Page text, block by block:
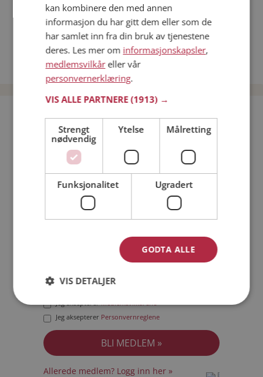
Flere singlekvinner fra Sogndal: Yana ,Lisbeth,Agathe Zoè
Menn fra Sogndal
Date kvinner i Norge
Date menn i Norge
Bli medlem gratis!
Jeg er en: Mann Kvinne
Min alder:
Jeg akseptererMedlemsvilkårene
Jeg aksepterer Personvernreglene
Allerede medlem? Logg inn her »
kan kombinere den med annen
informasjon du har gitt dem eller som de
har samlet inn fra din bruk av tjenestene
deres. Les mer om informasjonskapsler,
medlemsvilkåreller vår
personvernerklæring.
VIS ALLE PARTNERE(1913) →
Strengt
nødvendig
Ytelse Målretting
Funksjonalitet Ugradert
GODTA ALLE
VIS DETALJER